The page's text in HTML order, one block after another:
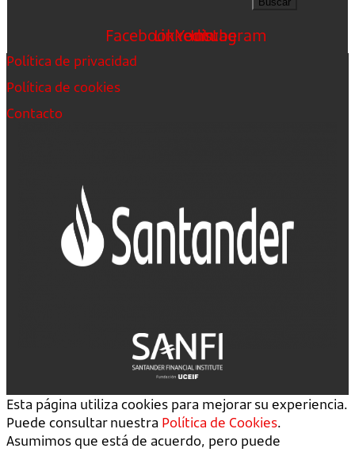
FacebookLinkedin
Youtube
Instagram
Política de privacidad
Política de cookies
Contacto
Esta página utiliza cookies para mejorar su experiencia.
Puede consultar nuestra Política de Cookies.
Asumimos que está de acuerdo, pero puede